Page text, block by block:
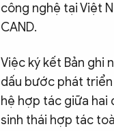
công nghệ tại Việt
CAND.
Việc ký kết Bản ghi
dấu bước phát triển
hệ hợp tác giữa hai
sinh thái hợp tác